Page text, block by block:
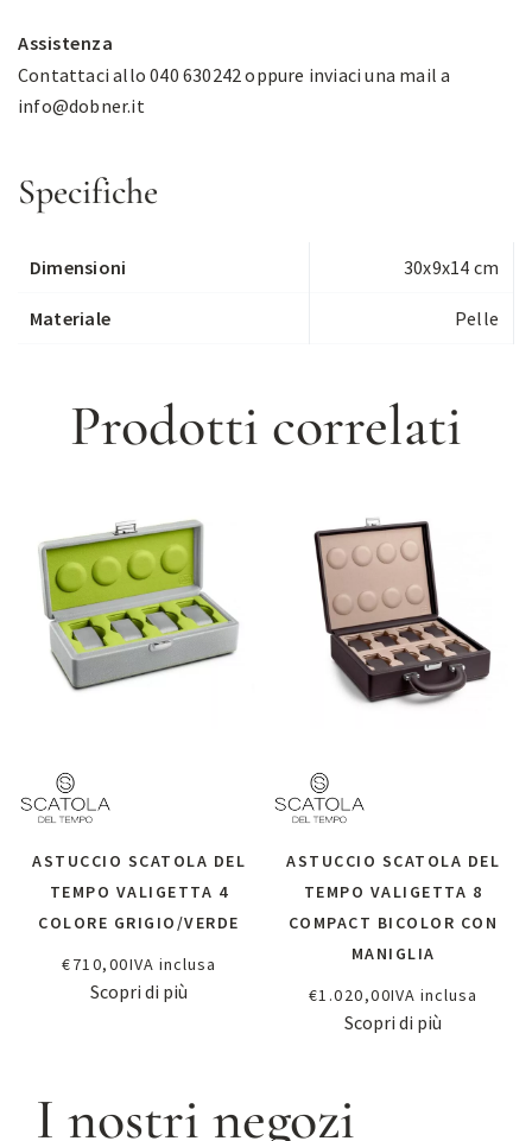
Assistenza
Contattaci allo 040 630242 oppure inviaci una mail a
info@dobner.it
Specifiche
Dimensioni 30x9x14 cm
Materiale Pelle
Prodotti correlati
ASTUCCIO SCATOLA DEL
TEMPO VALIGETTA 4
COLORE GRIGIO/VERDE
€710,00IVA inclusa
Scopri di più
ASTUCCIO SCATOLA DEL
TEMPO VALIGETTA 8
COMPACT BICOLOR CON
MANIGLIA
€1.020,00IVA inclusa
Scopri di più
I nostri negozi